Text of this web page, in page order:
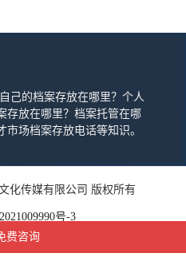
己的档案存放在哪里？个人
存放在哪里？档案托管在哪
场档案存放电话等知识。
化传媒有限公司 版权所有
费咨询
号-3